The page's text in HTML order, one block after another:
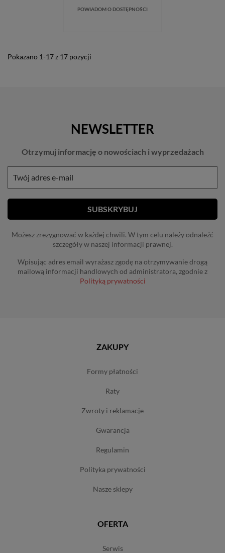
POWIADOM O DOSTĘPNOŚCI
Pokazano 1-17 z 17 pozycji
NEWSLETTER
Otrzymuj informację o nowościach i wyprzedażach
Możesz zrezygnować w każdej chwili. W tym celu należy odnaleźć
szczegóły w naszej informacji prawnej.
Wpisując adres email wyrażasz zgodę na otrzymywanie drogą
mailową informacji handlowych od administratora, zgodnie z
Polityką prywatności
ZAKUPY
formy płatności
raty
zwroty i reklamacje
gwarancja
regulamin
polityka prywatności
nasze sklepy
OFERTA
serwis